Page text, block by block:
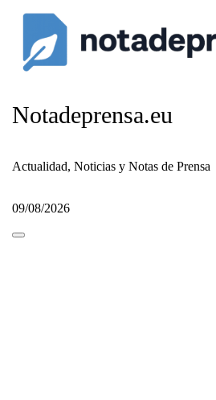
Notadeprensa.eu
Actualidad, Noticias y Notas de Prensa
09/08/2026